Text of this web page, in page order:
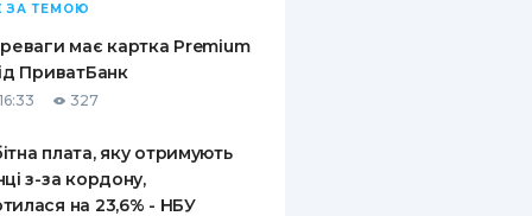
ВІНЬЄТКА
ВІД
ВИПАДКІВ
ПИТАННЯ ТА ВІДПОВІДІ
ПУТІВНИКИ ПО
ЗА ТЕМОЮ
має картка Premium
ПриватБанк
327
плата, яку отримують
з-за кордону,
на 23,6% - НБУ